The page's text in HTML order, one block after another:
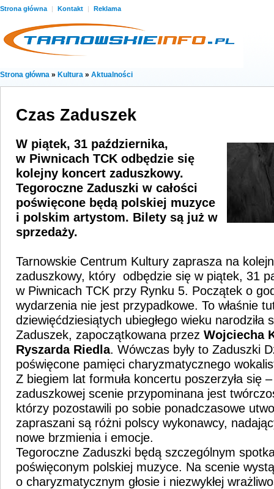
Strona główna | Kontakt | Reklama
Strona główna » Kultura » Aktualności
Czas Zaduszek
W piątek, 31 października,
w Piwnicach TCK odbędzie się
kolejny koncert zaduszkowy.
Tegoroczne Zaduszki w całości
poświęcone będą polskiej muzyce
i polskim artystom. Bilety są już w
sprzedaży.
Tarnowskie Centrum Kultury zaprasza na
zaduszkowy, który odbędzie się w piątek, 31
w Piwnicach TCK przy Rynku 5. Początek o
wydarzenia nie jest przypadkowe. To właśnie
dziewięćdziesiątych ubiegłego wieku narodziła
Zaduszek, zapoczątkowana przez Wojciecha
Ryszarda Riedla. Wówczas były to Zaduszki
poświęcone pamięci charyzmatycznego
Z biegiem lat formuła koncertu poszerzyła się
zaduszkowej scenie przypominana jest
którzy pozostawili po sobie ponadczasowe
zapraszani są różni polscy wykonawcy,
nowe brzmienia i emocje.
Tegoroczne Zaduszki będą szczególnym
poświęconym polskiej muzyce. Na scenie
o charyzmatycznym głosie i niezwykłej